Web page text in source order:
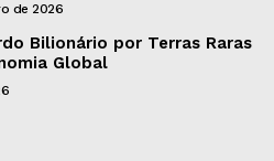
de 2026
Bilionário por Terras Raras
Global